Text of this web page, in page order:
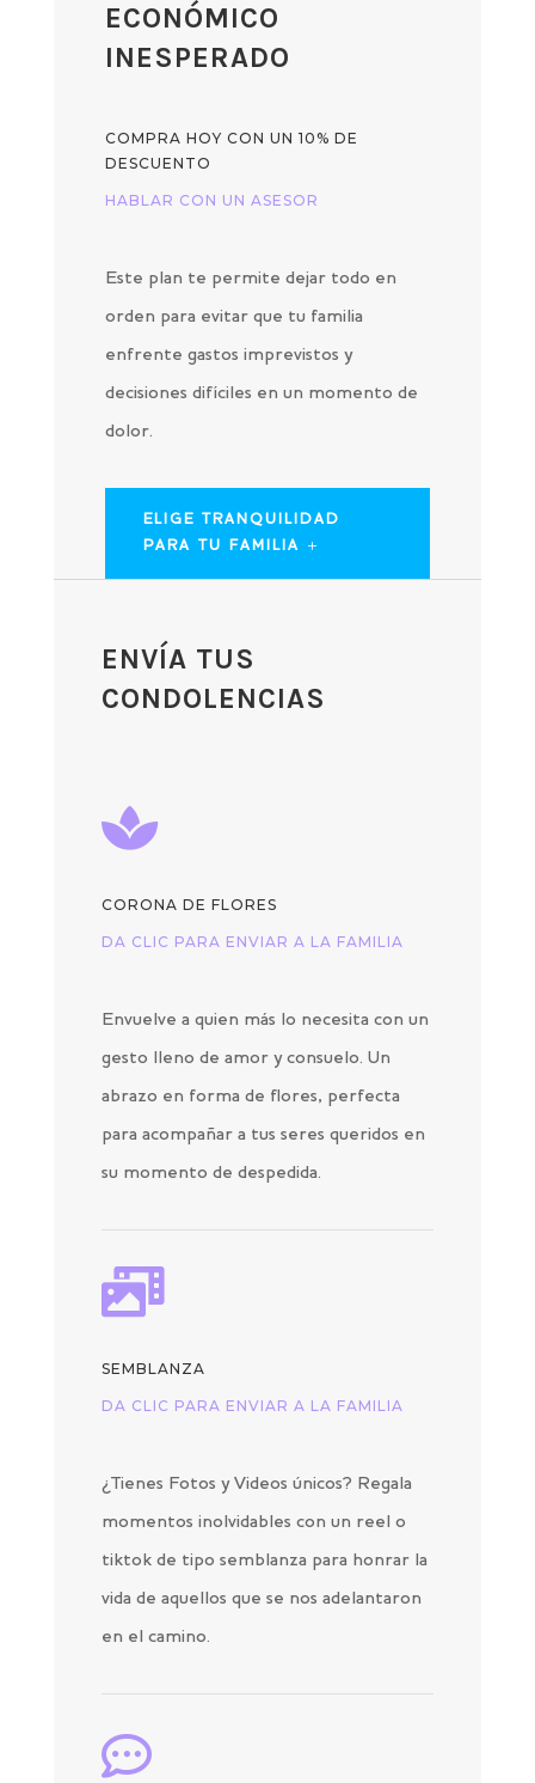
ECONÓMICO
INESPERADO
COMPRA HOY CON UN 10% DE
DESCUENTO
HABLAR CON UN ASESOR
Este plan te permite dejar todo en
orden para evitar que tu familia
enfrente gastos imprevistos y
decisiones difíciles en un momento de
dolor.
ELIGE TRANQUILIDAD
PARA TU FAMILIA
ENVÍA TUS
CONDOLENCIAS

CORONA DE FLORES
DA CLIC PARA ENVIAR A LA FAMILIA
Envuelve a quien más lo necesita con un
gesto lleno de amor y consuelo. Un
abrazo en forma de flores, perfecta
para acompañar a tus seres queridos en
su momento de despedida.

SEMBLANZA
DA CLIC PARA ENVIAR A LA FAMILIA
¿Tienes Fotos y Videos únicos? Regala
momentos inolvidables con un reel o
tiktok de tipo semblanza para honrar la
vida de aquellos que se nos adelantaron
en el camino.
